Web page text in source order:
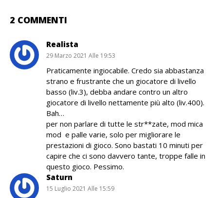
2 COMMENTI
Realista
29 Marzo 2021 Alle 19:53
Praticamente ingiocabile. Credo sia abbastanza
strano e frustrante che un giocatore di livello
basso (liv.3), debba andare contro un altro
giocatore di livello nettamente più alto (liv.400).
Bah…
per non parlare di tutte le str**zate, mod mica
mod e palle varie, solo per migliorare le
prestazioni di gioco. Sono bastati 10 minuti per
capire che ci sono davvero tante, troppe falle in
questo gioco. Pessimo.
Saturn
15 Luglio 2021 Alle 15:59